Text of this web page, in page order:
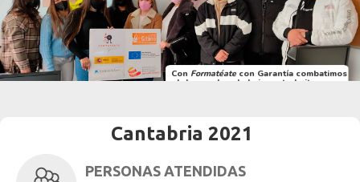
Con Formatéatecon Garantía combatimos
el desempleo de la juventud gitana
Cantabria 2021
PERSONAS ATENDIDAS